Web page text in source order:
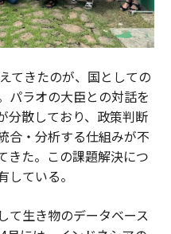
てきたのが、国としての
パラオの大臣との対話を
分散しており、政策判断
合・分析する仕組みが不
きた。この課題解決につ
ている。
て生き物のデータベース